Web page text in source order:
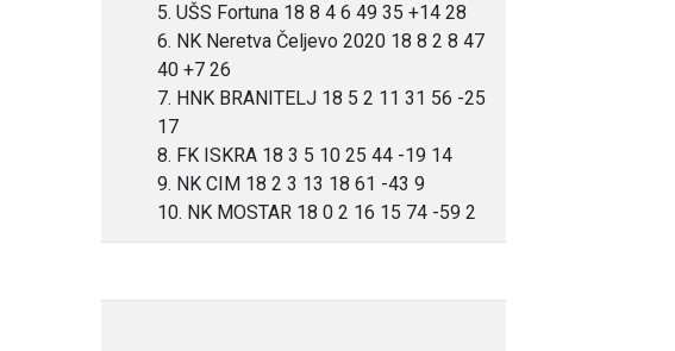
5. UŠS Fortuna 18 8 4 6 49 35 +14 28
6. NK Neretva Čeljevo 2020 18 8 2 8 47
40 +7 26
7. HNK BRANITELJ 18 5 2 11 31 56 -25
17
8. FK ISKRA 18 3 5 10 25 44 -19 14
9. NK CIM 18 2 3 13 18 61 -43 9
10. NK MOSTAR 18 0 2 16 15 74 -59 2